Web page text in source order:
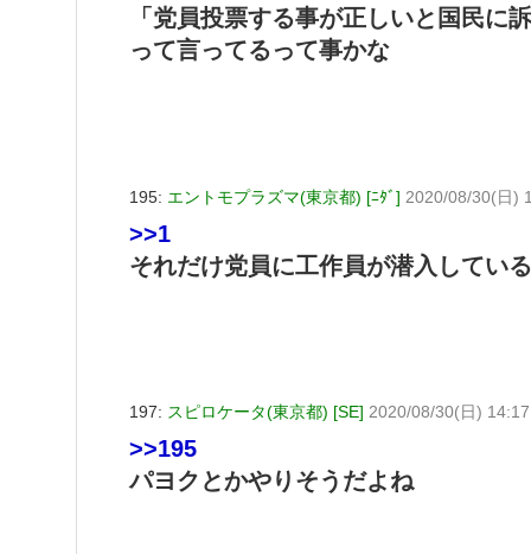
「党員投票する事が正しいと国民に
って言ってるって事かな
195: エントモプラズマ(東京都) [ﾆﾀﾞ] 2020/08/30(日)
>>1
それだけ党員に工作員が潜入してい
197: スピロケータ(東京都) [SE] 2020/08/30(日)
>>195
パヨクとかやりそうだよね